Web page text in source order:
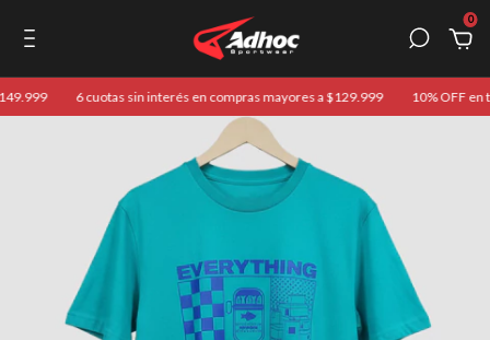
0
6 cuotas sin interés en compras mayores a $129.999 10% OFF en